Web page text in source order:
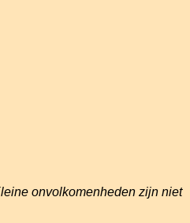
onvolkomenheden zijn niet